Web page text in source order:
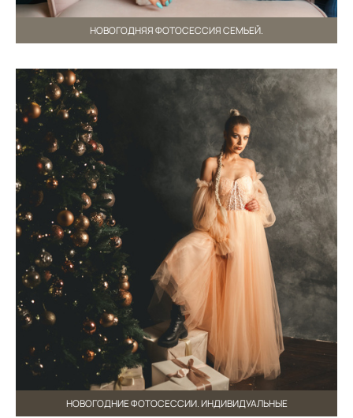
НОВОГОДНЯЯ ФОТОСЕССИЯ СЕМЬЕЙ.
НОВОГОДНИЕ ФОТОСЕССИИ. ИНДИВИДУАЛЬНЫЕ